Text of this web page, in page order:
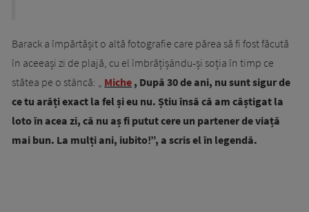
Barack a împărtășit o altă fotografie care părea să fi fost făcută
în aceeași zi de plajă, cu el îmbrățișându-și soția în timp ce
stătea pe o stâncă: „
Miche , După 30 de ani, nu sunt sigur de
ce tu arăți exact la fel și eu nu. Știu însă că am câștigat la
loto în acea zi, că nu aș fi putut cere un partener de viață
mai bun. La mulți ani, iubito!”, a scris el în legendă.